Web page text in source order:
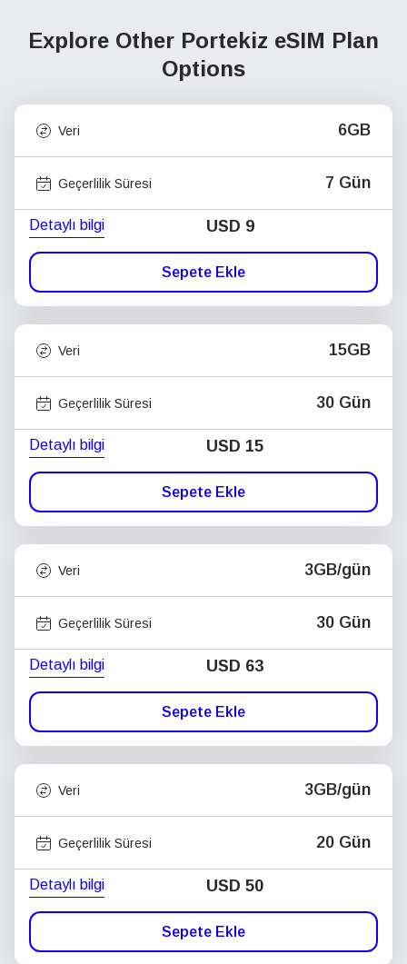
Explore Other Portekiz eSIM Plan
Options
Veri 6GB
Geçerlilik Süresi 7 Gün
Detaylı bilgi USD 9
Sepete Ekle
Veri 15GB
Geçerlilik Süresi 30 Gün
Detaylı bilgi USD 15
Sepete Ekle
Veri 3GB/gün
Geçerlilik Süresi 30 Gün
Detaylı bilgi USD 63
Sepete Ekle
Veri 3GB/gün
Geçerlilik Süresi 20 Gün
Detaylı bilgi USD 50
Sepete Ekle